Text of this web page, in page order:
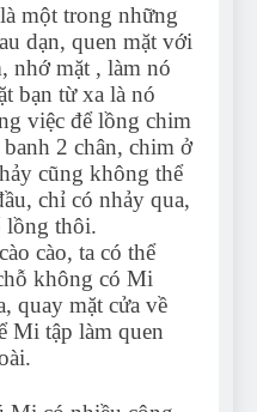
một trong những
dạn, quen mặt với
nhớ mặt , làm nó
bạn từ xa là nó
việc để lồng chim
2 chân, chim ở
cũng không thể
chỉ có nhảy qua,
lồng thôi.
cào, ta có thể
không có Mi
quay mặt cửa về
Mi tập làm quen